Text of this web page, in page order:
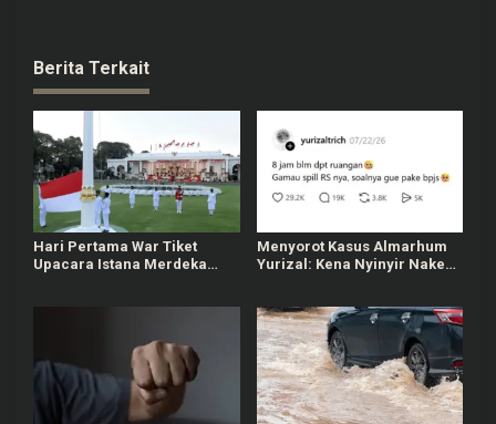
Berita Terkait
Hari Pertama War Tiket
Upacara Istana Merdeka
Menyorot Kasus Almarhum
Yurizal: Kena Nyinyir Nakes